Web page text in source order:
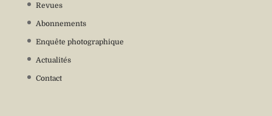
Revues
Abonnements
Enquête photographique
Actualités
Contact